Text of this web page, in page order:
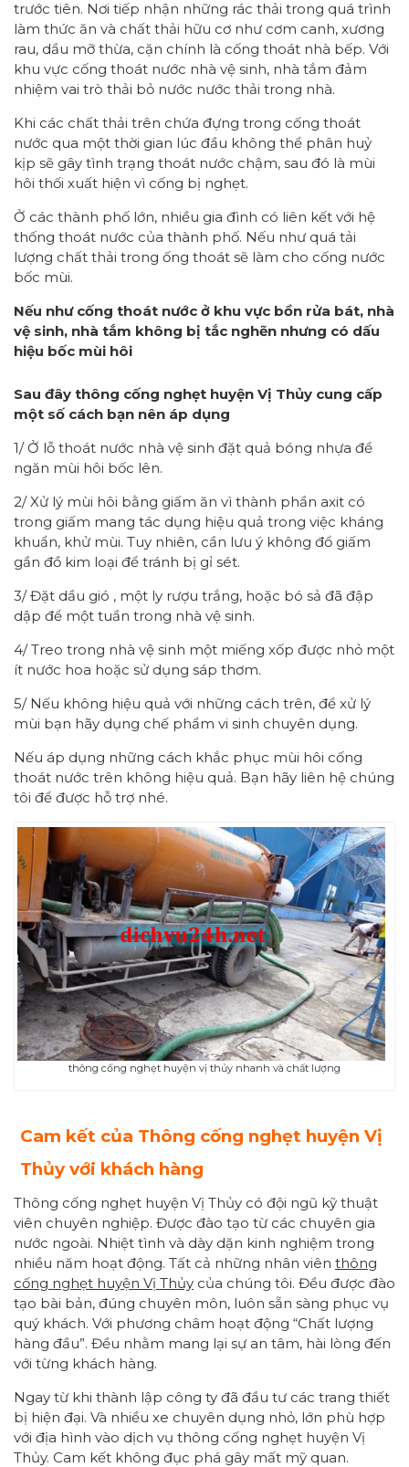
trước tiên. Nơi tiếp nhận những rác thải trong quá trình
làm thức ăn và chất thải hữu cơ như cơm canh, xương
rau, dầu mỡ thừa, cặn chính là cống thoát nhà bếp. Với
khu vực cống thoát nước nhà vệ sinh, nhà tắm đảm
nhiệm vai trò thải bỏ nước nước thải trong nhà.
Khi các chất thải trên chứa đựng trong cống thoát
nước qua một thời gian lúc đầu không thể phân huỷ
kịp sẽ gây tình trạng thoát nước chậm, sau đó là mùi
hôi thối xuất hiện vì cống bị nghẹt.
Ở các thành phố lớn, nhiều gia đình có liên kết với hệ
thống thoát nước của thành phố. Nếu như quá tải
lượng chất thải trong ống thoát sẽ làm cho cống nước
bốc mùi.
Nếu như cống thoát nước ở khu vực bồn rửa bát, nhà
vệ sinh, nhà tắm không bị tắc nghẽn nhưng có dấu
hiệu bốc mùi hôi
Sau đây thông cống nghẹt huyện Vị Thủy cung cấp
một số cách bạn nên áp dụng
1/ Ở lỗ thoát nước nhà vệ sinh đặt quả bóng nhựa để
ngăn mùi hôi bốc lên.
2/ Xử lý mùi hôi bằng giấm ăn vì thành phần axit có
trong giấm mang tác dụng hiệu quả trong việc kháng
khuẩn, khử mùi. Tuy nhiên, cần lưu ý không đổ giấm
gần đồ kim loại để tránh bị gỉ sét.
3/ Đặt dầu gió , một ly rượu trắng, hoặc bó sả đã đập
dập để một tuần trong nhà vệ sinh.
4/ Treo trong nhà vệ sinh một miếng xốp được nhỏ một
ít nước hoa hoặc sử dụng sáp thơm.
5/ Nếu không hiệu quả với những cách trên, để xử lý
mùi bạn hãy dụng chế phẩm vi sinh chuyên dụng.
Nếu áp dụng những cách khắc phục mùi hôi cống
thoát nước trên không hiệu quả. Bạn hãy liên hệ chúng
tôi để được hỗ trợ nhé.
thông cống nghẹt huyện vị thủy nhanh và chất lượng
Cam kết của Thông cống nghẹt huyện Vị
Thủyvới khách hàng
Thông cống nghẹt huyện Vị Thủy có đội ngũ kỹ thuật
viên chuyên nghiệp. Được đào tạo từ các chuyên gia
nước ngoài. Nhiệt tình và dày dặn kinh nghiệm trong
nhiều năm hoạt động. Tất cả những nhân viên thông
cống nghẹt huyện Vị Thủy của chúng tôi. Đều được đào
tạo bài bản, đúng chuyên môn, luôn sẵn sàng phục vụ
quý khách. Với phương châm hoạt động “Chất lượng
hàng đầu”. Đều nhằm mang lại sự an tâm, hài lòng đến
với từng khách hàng.
Ngay từ khi thành lập công ty đã đầu tư các trang thiết
bị hiện đại. Và nhiều xe chuyên dụng nhỏ, lớn phù hợp
với địa hình vào dịch vụ thông cống nghẹt huyện Vị
Thủy. Cam kết không đục phá gây mất mỹ quan.